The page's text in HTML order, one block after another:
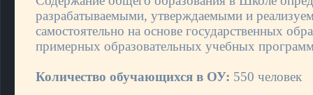
разрабатываемыми, утверждаемыми и
самостоятельно на основе государственных
примерных образовательных учебных
Количество обучающихся в ОУ: 550 человек